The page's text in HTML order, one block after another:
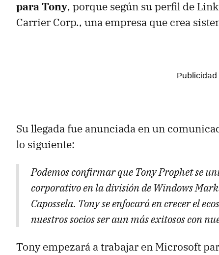
para Tony, porque según su perfil de
Carrier Corp., una empresa que crea
Su llegada fue anunciada en un
lo siguiente:
Podemos confirmar que Tony Prophet se
corporativo en la división de Windows
Capossela. Tony se enfocará en crecer el
nuestros socios ser aun más exitosos con
Tony empezará a trabajar en Microsoft